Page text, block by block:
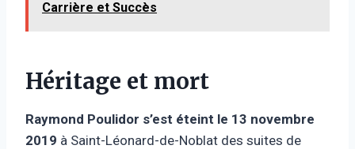
Carrière et Succès
Héritage et mort
Raymond Poulidor s’est éteint le 13 novembre
2019 à Saint-Léonard-de-Noblat des suites de